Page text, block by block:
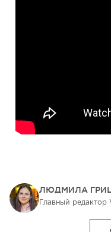
ЛЮДМИЛА
Главный редактор